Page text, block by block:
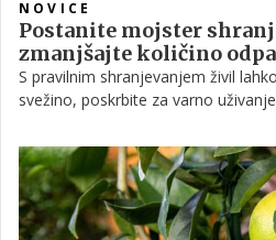
NOVICE
Postanite mojster
zmanjšajte količino
S pravilnim shranjevanjem živil
svežino, poskrbite za varno